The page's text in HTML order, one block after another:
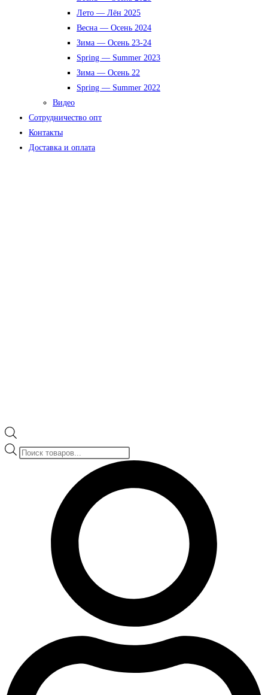
Лето — Лён 2025
Весна — Осень 2024
Зима — Осень 23-24
Spring — Summer 2023
Зима — Осень 22
Spring — Summer 2022
Видео
Сотрудничество опт
Контакты
Доставка и оплата
Поиск